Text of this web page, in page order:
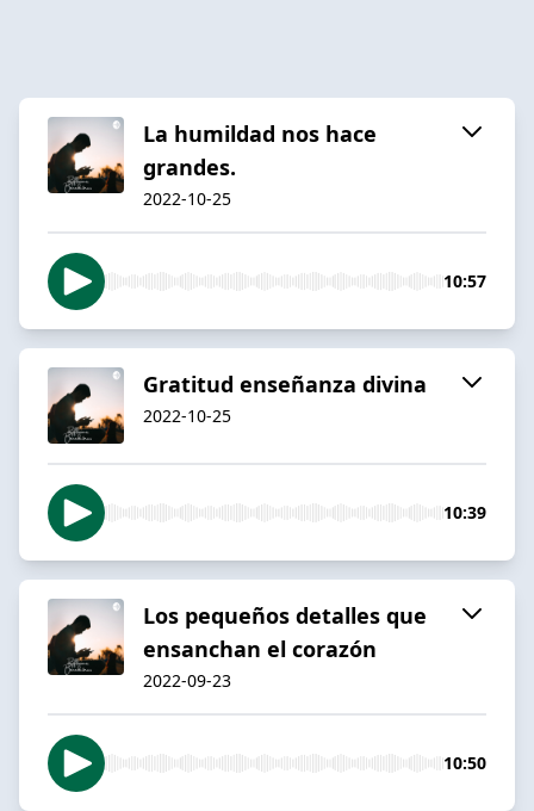
La humildad nos hace
grandes.
2022-10-25
10:57
Gratitud enseñanza divina
2022-10-25
10:39
Los pequeños detalles que
ensanchan el corazón
2022-09-23
10:50